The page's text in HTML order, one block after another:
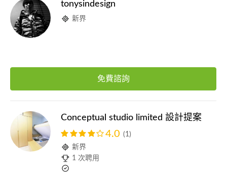
tonysindesign
新界
免費諮詢
Conceptual studio limited 設計提案
4.0 (1)
新界
1 次聘用